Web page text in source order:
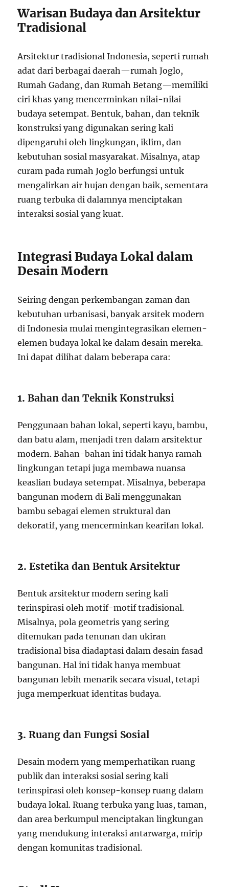
Warisan Budaya dan Arsitektur
Tradisional
Arsitektur tradisional Indonesia, seperti rumah
adat dari berbagai daerah—rumah Joglo,
Rumah Gadang, dan Rumah Betang—memiliki
ciri khas yang mencerminkan nilai-nilai
budaya setempat. Bentuk, bahan, dan teknik
konstruksi yang digunakan sering kali
dipengaruhi oleh lingkungan, iklim, dan
kebutuhan sosial masyarakat. Misalnya, atap
curam pada rumah Joglo berfungsi untuk
mengalirkan air hujan dengan baik, sementara
ruang terbuka di dalamnya menciptakan
interaksi sosial yang kuat.
Integrasi Budaya Lokal dalam
Desain Modern
Seiring dengan perkembangan zaman dan
kebutuhan urbanisasi, banyak arsitek modern
di Indonesia mulai mengintegrasikan elemen-
elemen budaya lokal ke dalam desain mereka.
Ini dapat dilihat dalam beberapa cara:
1.Bahan dan Teknik Konstruksi
Penggunaan bahan lokal, seperti kayu, bambu,
dan batu alam, menjadi tren dalam arsitektur
modern. Bahan-bahan ini tidak hanya ramah
lingkungan tetapi juga membawa nuansa
keaslian budaya setempat. Misalnya, beberapa
bangunan modern di Bali menggunakan
bambu sebagai elemen struktural dan
dekoratif, yang mencerminkan kearifan lokal.
2.Estetika dan Bentuk Arsitektur
Bentuk arsitektur modern sering kali
terinspirasi oleh motif-motif tradisional.
Misalnya, pola geometris yang sering
ditemukan pada tenunan dan ukiran
tradisional bisa diadaptasi dalam desain fasad
bangunan. Hal ini tidak hanya membuat
bangunan lebih menarik secara visual, tetapi
juga memperkuat identitas budaya.
3.Ruang dan Fungsi Sosial
Desain modern yang memperhatikan ruang
publik dan interaksi sosial sering kali
terinspirasi oleh konsep-konsep ruang dalam
budaya lokal. Ruang terbuka yang luas, taman,
dan area berkumpul menciptakan lingkungan
yang mendukung interaksi antarwarga, mirip
dengan komunitas tradisional.